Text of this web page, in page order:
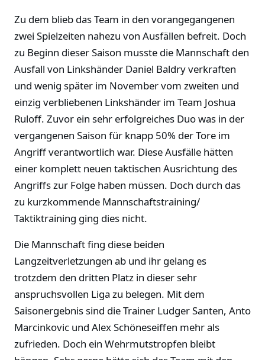
Zu dem blieb das Team in den vorangegangenen
zwei Spielzeiten nahezu von Ausfällen befreit. Doch
zu Beginn dieser Saison musste die Mannschaft den
Ausfall von Linkshänder Daniel Baldry verkraften
und wenig später im November vom zweiten und
einzig verbliebenen Linkshänder im Team Joshua
Ruloff. Zuvor ein sehr erfolgreiches Duo was in der
vergangenen Saison für knapp 50% der Tore im
Angriff verantwortlich war. Diese Ausfälle hätten
einer komplett neuen taktischen Ausrichtung des
Angriffs zur Folge haben müssen. Doch durch das
zu kurzkommende Mannschaftstraining/
Taktiktraining ging dies nicht.
Die Mannschaft fing diese beiden
Langzeitverletzungen ab und ihr gelang es
trotzdem den dritten Platz in dieser sehr
anspruchsvollen Liga zu belegen. Mit dem
Saisonergebnis sind die Trainer Ludger Santen, Anto
Marcinkovic und Alex Schöneseiffen mehr als
zufrieden. Doch ein Wehrmutstropfen bleibt